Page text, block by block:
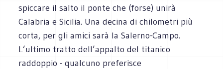
spiccare il salto il ponte che (forse) unirà
Calabria e Sicilia. Una decina di chilometri più
corta, per gli amici sarà la Salerno-Campo.
L’ultimo tratto dell’appalto del titanico
raddoppio - qualcuno preferisce